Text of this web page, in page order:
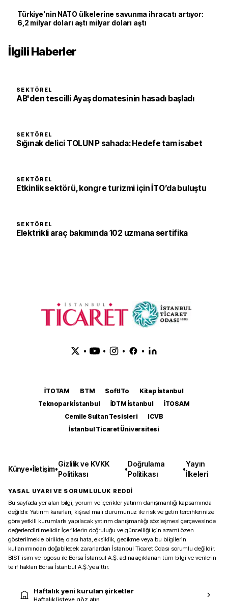
Türkiye'nin NATO ülkelerine savunma ihracatı artıyor:
6,2 milyar doları aştı milyar doları aştı
İlgili Haberler
SEKTÖREL
AB'den tescilli Ayaş domatesinin hasadı başladı
SEKTÖREL
Sığınak delici TOLUN P sahada: Hedefe tam isabet
SEKTÖREL
Etkinlik sektörü, kongre turizmi için İTO’da buluştu
SEKTÖREL
Elektrikli araç bakımında 102 uzmana sertifika
• • • •
İTOTAM BTM SoftITo
Kitap İstanbul
Teknopark İstanbul
İDTM İstanbul
İTOSAM
Cemile Sultan Tesisleri
ICVB
İstanbul Ticaret Üniversitesi
Künye•İletişim•
Gizlilik ve KVKK
Politikası
•
Doğrulama
Politikası
•
Yayın
İlkeleri
YASAL UYARI VE SORUMLULUK REDDİ
Bu sayfada yer alan bilgi, yorum ve içerikler yatırım danışmanlığı kapsamında
değildir. Yatırım kararları, kişisel mali durumunuz ile risk ve getiri tercihlerinize
göre yetkili kurumlarla yapılacak yatırım danışmanlığı sözleşmesi çerçevesinde
değerlendirilmelidir. İçeriklerin doğruluğu ve güncelliği için azami özen
gösterilmekle birlikte, olası hata, eksiklik, gecikme veya bu bilgilerin
kullanımından doğabilecek zararlardan İstanbul Ticaret Odası sorumlu değildir.
BIST isim ve logosu ile Borsa İstanbul A.Ş. adına açıklanan tüm bilgi ve verilerin
telif hakları Borsa İstanbul A.Ş.’ye aittir.
Haftalık yeni kurulan şirketler
Haftalık listeye göz atın